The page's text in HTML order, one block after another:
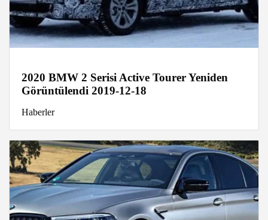
2020 BMW 2 Serisi Active Tourer Yeniden
Görüntülendi 2019-12-18
Haberler